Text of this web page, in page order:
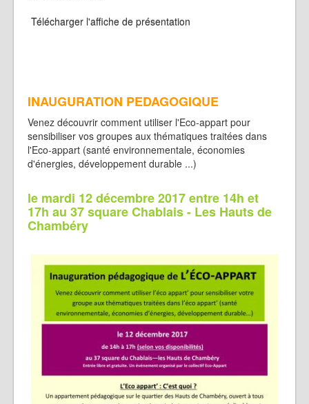
Télécharger l'affiche de présentation
INAUGURATION PEDAGOGIQUE
Venez découvrir comment utiliser l'Eco-appart pour
sensibiliser vos groupes aux thématiques traitées dans
l'Eco-appart (santé environnementale, économies
d'énergies, développement durable ...)
le mardi 12 décembre 2017 entre 14h et
17h au 37 square Chablais - Les Hauts de
Chambéry